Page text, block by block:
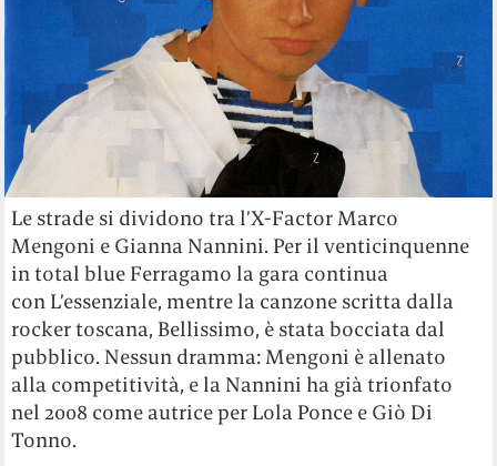
Le strade si dividono tra l’X-Factor Marco
Mengoni e Gianna Nannini. Per il venticinquenne
in total blue Ferragamo la gara continua
con L’essenziale, mentre la canzone scritta dalla
rocker toscana, Bellissimo, è stata bocciata dal
pubblico. Nessun dramma: Mengoni è allenato
alla competitività, e la Nannini ha già trionfato
nel 2008 come autrice per Lola Ponce e Giò Di
Tonno.